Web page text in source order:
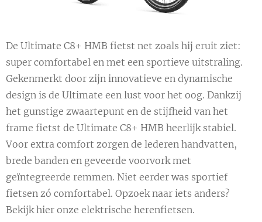
De Ultimate C8+ HMB fietst net zoals hij eruit ziet:
super comfortabel en met een sportieve uitstraling.
Gekenmerkt door zijn innovatieve en dynamische
design is de Ultimate een lust voor het oog. Dankzij
het gunstige zwaartepunt en de stijfheid van het
frame fietst de Ultimate C8+ HMB heerlijk stabiel.
Voor extra comfort zorgen de lederen handvatten,
brede banden en geveerde voorvork met
geïntegreerde remmen. Niet eerder was sportief
fietsen zó comfortabel. Opzoek naar iets anders?
Bekijk hier onze elektrische herenfietsen.